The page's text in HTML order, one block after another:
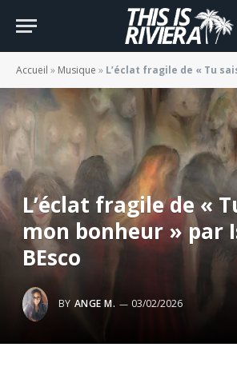
Accueil » Musique » L’éclat fragile de « Tu sais mon
L’éclat fragile de «
mon bonheur » par
BEsco
BY ANGE M. 03/02/2026